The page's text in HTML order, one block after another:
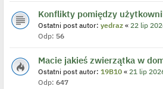
Konflikty pomiędzy
Ostatni post autor: yedraz « 22 lip
Odp: 56
Macie jakieś zwierzątka w
Ostatni post autor: 19B10 « 21 lip
Odp: 647